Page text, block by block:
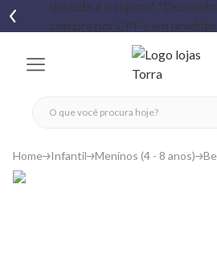
fechar menu
fechar menu
favoritos
Home Infantil Meninos (4 - 8 anos)